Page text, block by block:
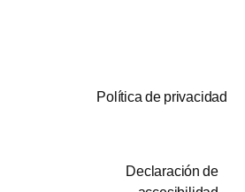
Política de privacidad
Declaración de